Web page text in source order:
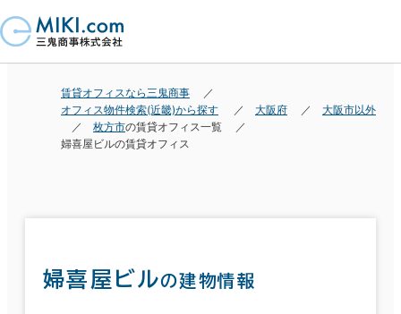
賃貸オフィスなら三鬼商事
オフィス物件検索(近畿)から探す
大阪府
大阪市以外
枚方市の賃貸オフィス一覧
婦喜屋ビルの賃貸オフィス
婦喜屋ビルの建物情報